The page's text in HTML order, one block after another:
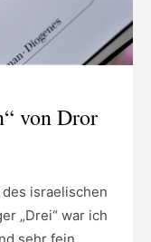
von Dror
des israelischen
„Drei“ war ich